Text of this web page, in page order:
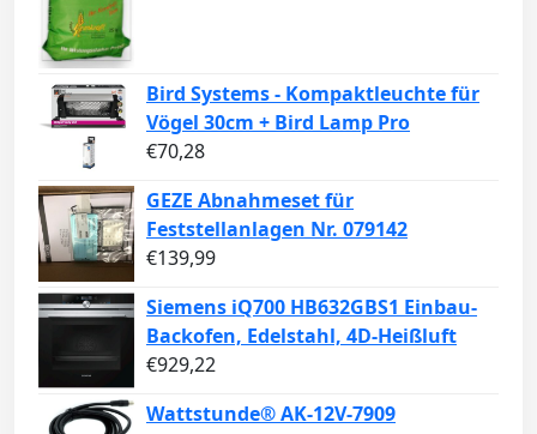
Bird Systems - Kompaktleuchte für
Vögel 30cm + Bird Lamp Pro
€70,28
GEZE Abnahmeset für
Feststellanlagen Nr. 079142
€139,99
Siemens iQ700 HB632GBS1 Einbau-
Backofen, Edelstahl, 4D-Heißluft
€929,22
Wattstunde® AK-12V-7909